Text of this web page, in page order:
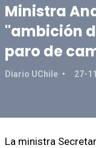
Ministra
"ambición
paro de
Diario UChile 27-
La ministra